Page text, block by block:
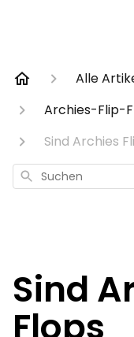
Alle
Archies-Flip-
Sind Archies
Suchen
Sind
Flops